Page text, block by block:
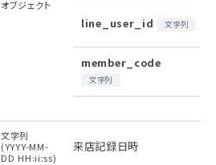
オブジェクト
line_user_id 文字列
member_code
文字列
文字列
(YYYY-MM-
DD HH:ii:ss)
来店記録日時